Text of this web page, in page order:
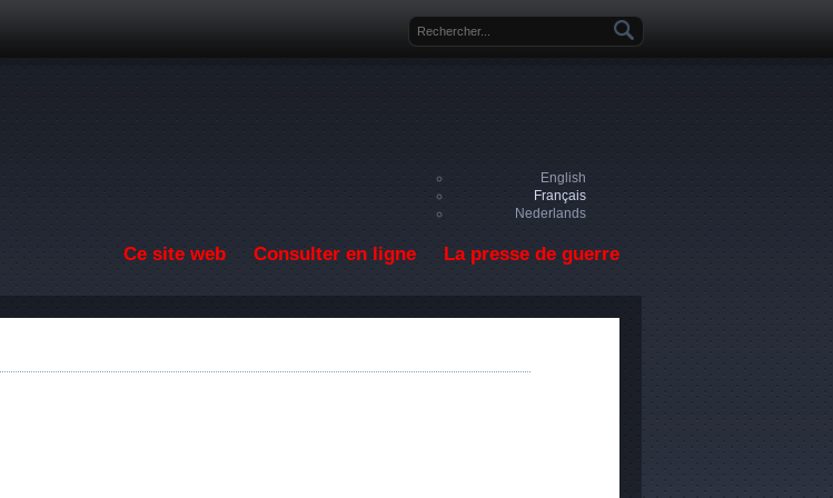
Formulaire de recherche
English
Français
Nederlands
Ce site web Consulter en ligne La presse de guerre